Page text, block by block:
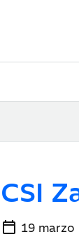
CSI
calendar_today 19 marzo